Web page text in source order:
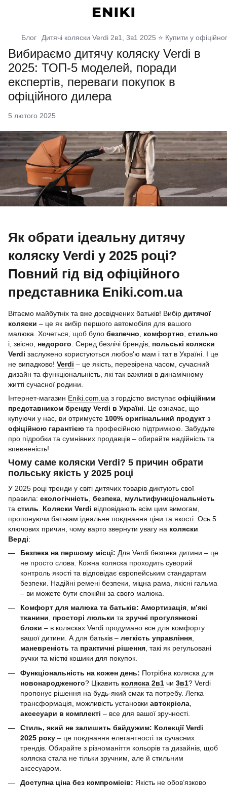
Блог Дитячі коляски Verdi 2в1, 3в1 2025 ⭐️ Купити у
Вибираємо дитячу коляску Verdi в
2025: ТОП-5 моделей, поради
експертів, переваги покупок в
офіційного дилера
5 лютого 2025
Як обрати ідеальну дитячу
коляску Verdi у 2025 році?
Повний гід від офіційного
представника Eniki.com.ua
Вітаємо майбутніх та вже досвідчених батьків! Вибір дитячої
коляски – це як вибір першого автомобіля для вашого
малюка. Хочеться, щоб було безпечно, комфортно, стильно
і, звісно, недорого. Серед безлічі брендів, польські коляски
Verdi заслужено користуються любов'ю мам і тат в Україні. І це
не випадково! Verdi – це якість, перевірена часом, сучасний
дизайн та функціональність, які так важливі в динамічному
житті сучасної родини.
Інтернет-магазин Eniki.com.ua з гордістю виступає офіційним
представником бренду Verdi в Україні. Це означає, що
купуючи у нас, ви отримуєте 100% оригінальний продукт з
офіційною гарантією та професійною підтримкою. Забудьте
про підробки та сумнівних продавців – обирайте надійність та
впевненість!
Чому саме коляски Verdi? 5 причин обрати
польську якість у 2025 році
У 2025 році тренди у світі дитячих товарів диктують свої
правила: екологічність безпека мультифункціональність
та стиль Коляски Verdi відповідають всім цим вимогам,
пропонуючи батькам ідеальне поєднання ціни та якості. Ось 5
ключових причин, чому варто звернути увагу на коляски
Верді:
Безпека на першому місці: Для Verdi безпека дитини – це
не просто слова. Кожна коляска проходить суворий
контроль якості та відповідає європейським стандартам
безпеки. Надійні ремені безпеки, міцна рама, якісні гальма
– ви можете бути спокійні за свого малюка.
Комфорт для малюка та батьків: Амортизація м’які
тканини
просторі люльки та зручні прогулянкові
блоки – в колясках Verdi продумано все для комфорту
вашої дитини. А для батьків – легкість управління
маневреність та практичні рішення , такі як регульовані
ручки та місткі кошики для покупок.
Функціональність на кожен день: Потрібна коляска для
новонародженого? Цікавить коляска 2в1 чи 3в1? Verdi
пропонує рішення на будь-який смак та потребу. Легка
трансформація, можливість установки автокрісла
аксесуари в комплекті – все для вашої зручності.
Стиль, який не залишить байдужим: Колекції Verdi
2025 року – це поєднання елегантності та сучасних
трендів. Обирайте з різноманіття кольорів та дизайнів, щоб
коляска стала не тільки зручним, але й стильним
аксесуаром.
Доступна ціна без компромісів: Якість не обов’язково